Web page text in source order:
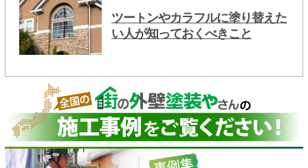
ツートンやカラフルに塗り替えた
い人が知っておくべきこと